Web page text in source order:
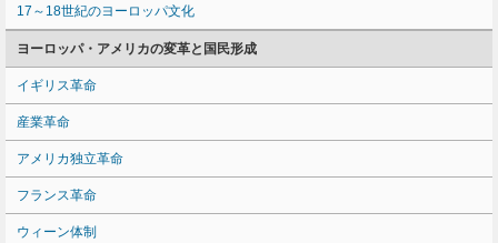
17～18世紀のヨーロッパ文化
ヨーロッパ・アメリカの変革と国民形成
イギリス革命
産業革命
アメリカ独立革命
フランス革命
ウィーン体制